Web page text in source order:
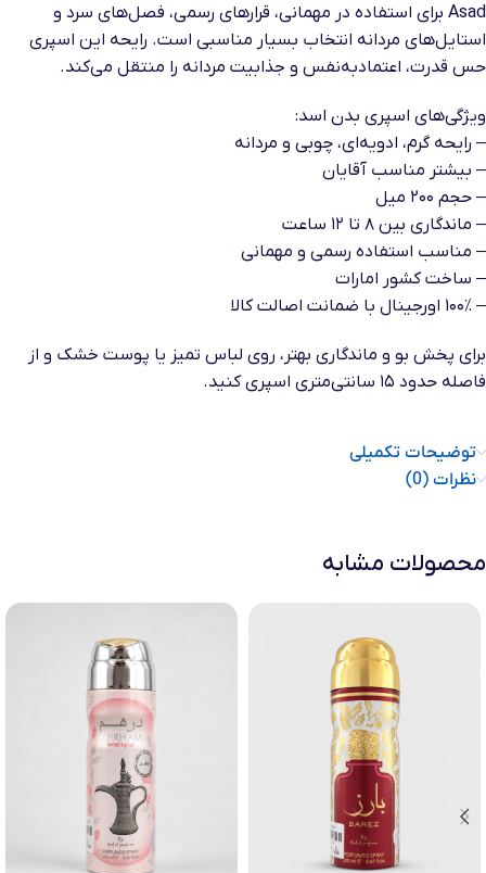
Asad برای استفاده در مهمانی، قرارهای رسمی، فصل‌های سرد و
استایل‌های مردانه انتخاب بسیار مناسبی است. رایحه این اسپری
حس قدرت، اعتمادبه‌نفس و جذابیت مردانه را منتقل می‌کند.
ویژگی‌های اسپری بدن اسد:
– رایحه گرم، ادویه‌ای، چوبی و مردانه
– بیشتر مناسب آقایان
– حجم ۲۰۰ میل
– ماندگاری بین ۸ تا ۱۲ ساعت
– مناسب استفاده رسمی و مهمانی
– ساخت کشور امارات
– ۱۰۰٪ اورجینال با ضمانت اصالت کالا
برای پخش بو و ماندگاری بهتر، روی لباس تمیز یا پوست خشک و از
فاصله حدود ۱۵ سانتی‌متری اسپری کنید.
توضیحات تکمیلی
نظرات (0)
محصولات مشابه